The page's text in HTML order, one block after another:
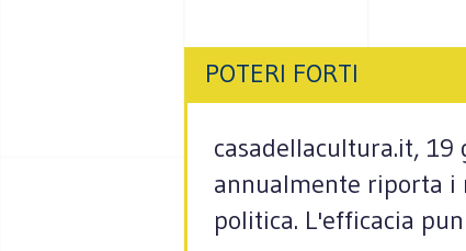
POTERI FORTI
casadellacultura.it, 19
annualmente riporta i
politica. L'efficacia